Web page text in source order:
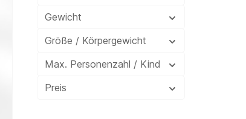
Gewicht
Größe / Körpergewicht
Max. Personenzahl / Kind
Preis